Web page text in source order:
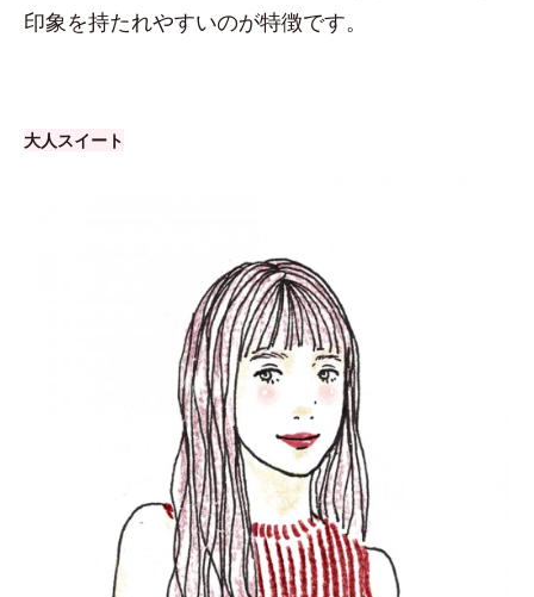
印象を持たれやすいのが特徴です。
大人スイート